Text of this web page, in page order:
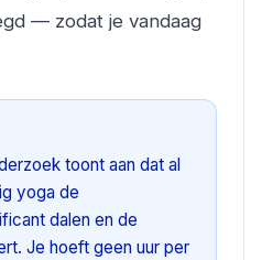
— zodat je vandaag
toont aan dat al
yoga de
dalen en de
Je hoeft geen uur per